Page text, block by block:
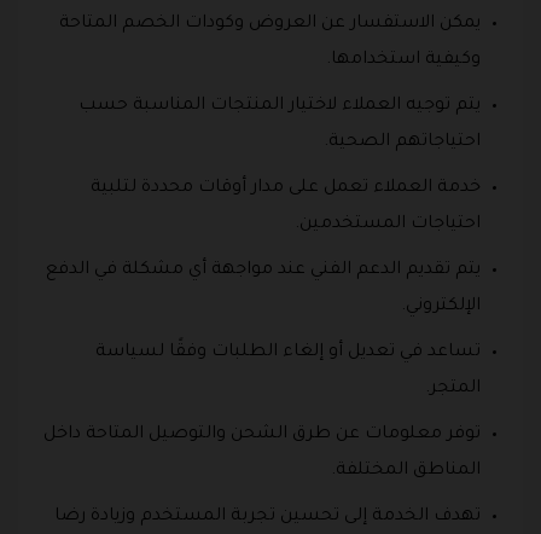
يمكن الاستفسار عن العروض وكودات الخصم المتاحة
وكيفية استخدامها.
يتم توجيه العملاء لاختيار المنتجات المناسبة حسب
احتياجاتهم الصحية.
خدمة العملاء تعمل على مدار أوقات محددة لتلبية
احتياجات المستخدمين.
يتم تقديم الدعم الفني عند مواجهة أي مشكلة في الدفع
الإلكتروني.
تساعد في تعديل أو إلغاء الطلبات وفقًا لسياسة
المتجر.
توفر معلومات عن طرق الشحن والتوصيل المتاحة داخل
المناطق المختلفة.
تهدف الخدمة إلى تحسين تجربة المستخدم وزيادة رضا